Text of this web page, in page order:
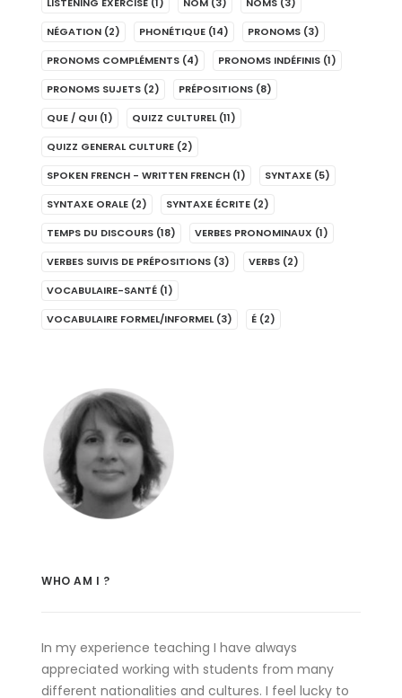
NÉGATION (2) PHONÉTIQUE (14) PRONOMS (3)
PRONOMS COMPLÉMENTS (4) PRONOMS INDÉFINIS (1)
PRONOMS SUJETS (2) PRÉPOSITIONS (8)
QUE / QUI (1) QUIZZ CULTUREL (11)
QUIZZ GENERAL CULTURE (2)
SPOKEN FRENCH - WRITTEN FRENCH (1) SYNTAXE (5)
SYNTAXE ORALE (2) SYNTAXE ÉCRITE (2)
TEMPS DU DISCOURS (18) VERBES PRONOMINAUX (1)
VERBES SUIVIS DE PRÉPOSITIONS (3) VERBS (2)
VOCABULAIRE-SANTÉ (1)
VOCABULAIRE FORMEL/INFORMEL (3) É (2)
WHO AM I ?
In my experience teaching I have always
appreciated working with students from many
different nationalities and cultures. I feel lucky to